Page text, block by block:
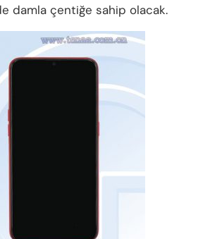
damla çentiğe sahip olacak.